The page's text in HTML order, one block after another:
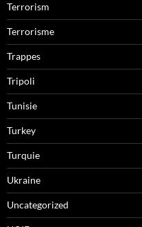
Terrorism
Terrorisme
Trappes
Tripoli
Tunisie
Turkey
Turquie
Ukraine
Uncategorized